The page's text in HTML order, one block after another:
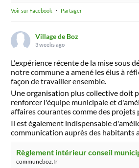
Voir sur Facebook · Partager
Village de Boz
3 weeks ago
L'expérience récente de la mise sous
notre commune a amené les élus à
façon de travailler ensemble.
Une organisation plus collective doit
renforcer l'équipe municipale et
affaires courantes comme des projets
Il est également indispensable
communication auprès des habitants
Règlement intérieur conseil
communeboz.fr